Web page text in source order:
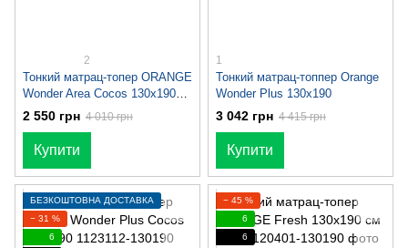
2
Тонкий матрац-топер ORANGE
Wonder Area Cocos 130x190
см
2 550 грн 4 010 грн
Купити
1
Тонкий матрац-топпер Orange
Wonder Plus 130x190
3 042 грн 4 415 грн
Купити
БЕЗКОШТОВНА ДОСТАВКА
− 31 %
6
− 45 %
6
6